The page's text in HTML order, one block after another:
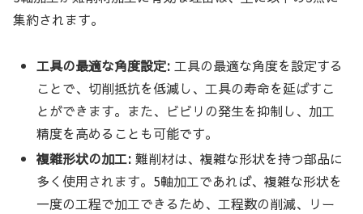
集約されます。
工具の最適な角度設定: 工具の最適な角度を設定する
ことで、切削抵抗を低減し、工具の寿命を延ばすこ
とができます。また、ビビリの発生を抑制し、加工
精度を高めることも可能です。
複雑形状の加工: 難削材は、複雑な形状を持つ部品に
多く使用されます。5軸加工であれば、複雑な形状を
一度の工程で加工できるため、工程数の削減、リー